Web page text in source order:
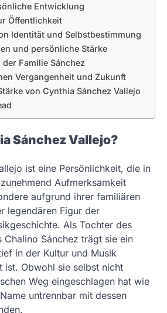
Entwicklung
Öffentlichkeit
Identität und Selbstbestimmung
und persönliche Stärke
Familie Sánchez
Vergangenheit und Zukunft
von Cynthia Sánchez Vallejo
Sánchez Vallejo?
ist eine Persönlichkeit, die in
Aufmerksamkeit
aufgrund ihrer familiären
legendären Figur der
Als Tochter des
Chalino Sánchez trägt sie ein
in der Kultur und Musik
ist. Obwohl sie selbst nicht
Weg eingeschlagen hat wie
untrennbar mit dessen